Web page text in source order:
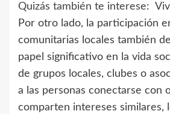
Quizás también te interese:
Por otro lado, la participación
comunitarias locales también
papel significativo en la vida
de grupos locales, clubes o
a las personas conectarse con
comparten intereses similares,